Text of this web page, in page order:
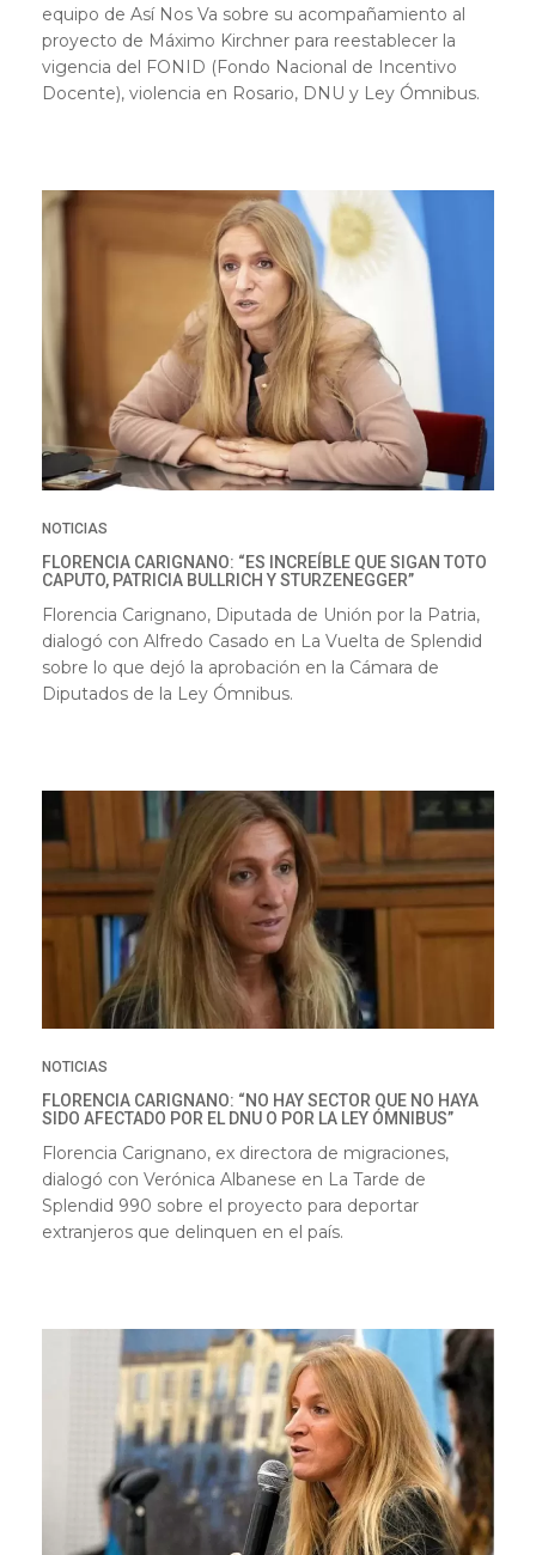
equipo de Así Nos Va sobre su acompañamiento al
proyecto de Máximo Kirchner para reestablecer la
vigencia del FONID (Fondo Nacional de Incentivo
Docente), violencia en Rosario, DNU y Ley Ómnibus.
NOTICIAS
FLORENCIA CARIGNANO: “ES INCREÍBLE QUE SIGAN TOTO
CAPUTO, PATRICIA BULLRICH Y STURZENEGGER”
Florencia Carignano, Diputada de Unión por la Patria,
dialogó con Alfredo Casado en La Vuelta de Splendid
sobre lo que dejó la aprobación en la Cámara de
Diputados de la Ley Ómnibus.
NOTICIAS
FLORENCIA CARIGNANO: “NO HAY SECTOR QUE NO HAYA
SIDO AFECTADO POR EL DNU O POR LA LEY ÓMNIBUS”
Florencia Carignano, ex directora de migraciones,
dialogó con Verónica Albanese en La Tarde de
Splendid 990 sobre el proyecto para deportar
extranjeros que delinquen en el país.